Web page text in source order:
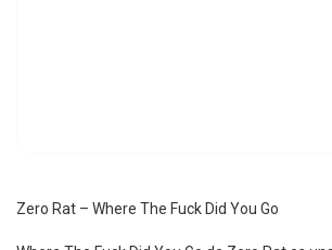
Zero Rat – Where The Fuck Did You Go